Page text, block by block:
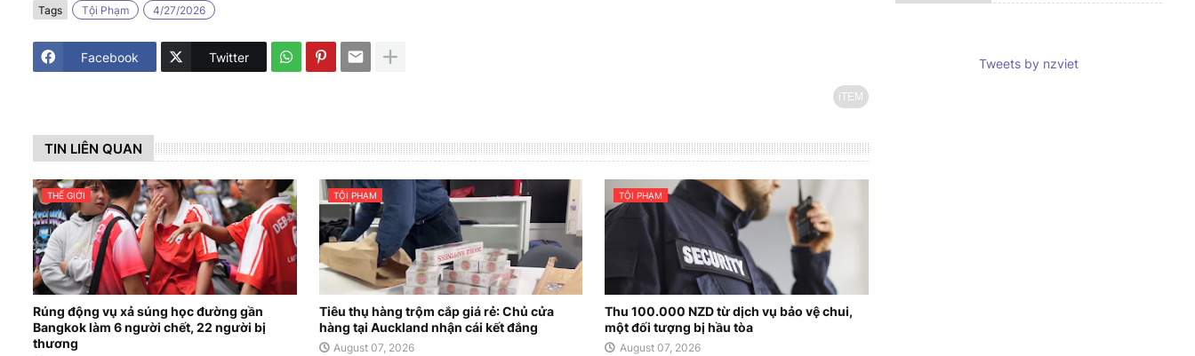
Tags Tội Phạm 4/27/2026
Facebook Twitter
iTEM
TIN LIÊN QUAN
THẾ GIỚI
Rúng động vụ xả súng học đường gần
Bangkok làm 6 người chết, 22 người bị
thương
TỘI PHẠM
Tiêu thụ hàng trộm cắp giá rẻ: Chủ cửa
hàng tại Auckland nhận cái kết đắng
August 07, 2026
TỘI PHẠM
Thu 100.000 NZD từ dịch vụ bảo vệ chui,
một đối tượng bị hầu tòa
August 07, 2026
Tweets by nzviet